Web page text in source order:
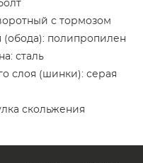
с тормозом
(обода): полипропилен
сталь
слоя (шинки): серая
скольжения